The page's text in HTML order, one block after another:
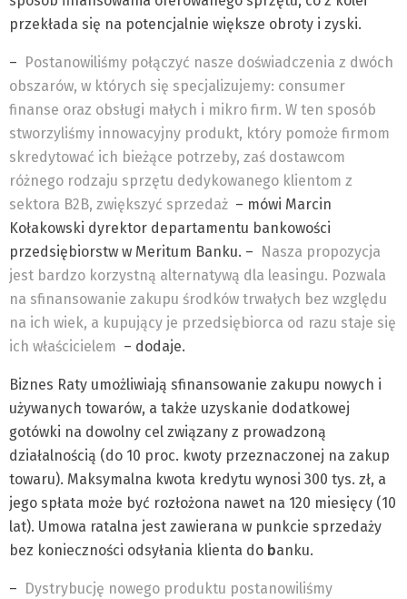
przekłada się na potencjalnie większe obroty i zyski.
– Postanowiliśmy połączyć nasze doświadczenia z dwóch
obszarów, w których się specjalizujemy: consumer
finanse oraz obsługi małych i mikro firm. W ten sposób
stworzyliśmy innowacyjny produkt, który pomoże firmom
skredytować ich bieżące potrzeby, zaś dostawcom
różnego rodzaju sprzętu dedykowanego klientom z
sektora B2B, zwiększyć sprzedaż – mówi Marcin
Kołakowski dyrektor departamentu bankowości
przedsiębiorstw w Meritum Banku. – Nasza propozycja
jest bardzo korzystną alternatywą dla leasingu. Pozwala
na sfinansowanie zakupu środków trwałych bez względu
na ich wiek, a kupujący je przedsiębiorca od razu staje się
ich właścicielem – dodaje.
Biznes Raty umożliwiają sfinansowanie zakupu nowych i
używanych towarów, a także uzyskanie dodatkowej
gotówki na dowolny cel związany z prowadzoną
działalnością (do 10 proc. kwoty przeznaczonej na zakup
towaru). Maksymalna kwota kredytu wynosi 300 tys. zł, a
jego spłata może być rozłożona nawet na 120 miesięcy (10
lat). Umowa ratalna jest zawierana w punkcie sprzedaży
bez konieczności odsyłania klienta do banku.
– Dystrybucję nowego produktu postanowiliśmy